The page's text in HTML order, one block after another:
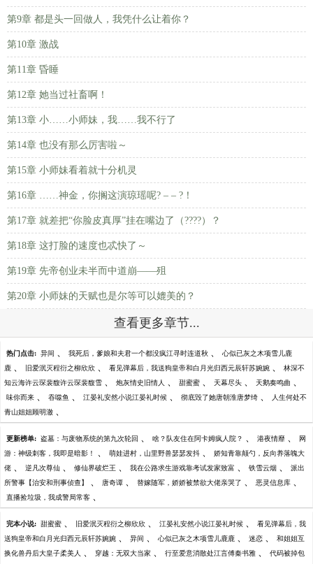
第9章 都是头一回做人，我凭什么让着你？
第10章 激战
第11章 昏睡
第12章 她当过社畜啊！
第13章 小……小师妹，我……我不行了
第14章 也没有那么厉害啦～
第15章 小师妹看着就十分机灵
第16章 ……神金，你搁这演琼瑶呢? – – ?！
第17章 就差把“你脸皮真厚”挂在嘴边了（????）？
第18章 这打脸的速度也忒快了～
第19章 先帝创业未半而中道崩——殂
第20章 小师妹的天赋也是尔等可以媲美的？
查看更多章节...
热门点击: 异间 、 我死后，爹娘和夫君一个都没疯江寻时连道秋 、 心似已灰之木项雪儿鹿
鹿 、 旧爱泯灭程衍之柳欣欣 、 看见弹幕后，我送狗皇帝和白月光归西元辰轩苏婉婉 、 林深不
知云海许云琛裴馥许云琛裴馥雪 、 炮灰情史旧情人 、 甜蜜蜜 、 天幕尽头 、 天鹅奏鸣曲 、
味你而来 、 吞噬鱼 、 江晏礼安然小说江晏礼时候 、 彻底毁了她唐朝淮唐梦绮 、 人生何处不
青山姐姐顾明澈 、
更新榜单: 盗墓：与废物系统的第九次轮回 、 啥？队友住在阿卡姆疯人院？ 、 港夜情靡 、 网
游：神级刺客，我即是暗影！ 、 萌娃进村，山里野兽瑟瑟发抖 、 娇知青靠颠勺，反向养落魄大
佬 、 逆凡次尊仙 、 修仙界破烂王 、 我在公路求生游戏靠考试发家致富 、 铁雪云烟 、 派出
所警事【治安和刑事侦查】 、 唐奇谭 、 替嫁随军，娇娇被禁欲大佬亲哭了 、 恶灵信息库 、
直播捡垃圾，我成警局常客 、
完本小说: 甜蜜蜜 、 旧爱泯灭程衍之柳欣欣 、 江晏礼安然小说江晏礼时候 、 看见弹幕后，我
送狗皇帝和白月光归西元辰轩苏婉婉 、 异间 、 心似已灰之木项雪儿鹿鹿 、 迷恋 、 和姐姐互
换化兽丹后大皇子柔美人 、 穿越：无双大当家 、 行至爱意消散处江言傅秦书雅 、 代码被掉包